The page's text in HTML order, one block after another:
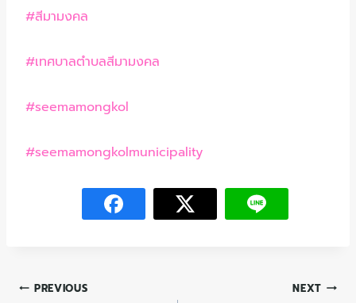
#สีมามงคล
#เทศบาลตำบลสีมามงคล
#seemamongkol
#seemamongkolmunicipality
PREVIOUS NEXT